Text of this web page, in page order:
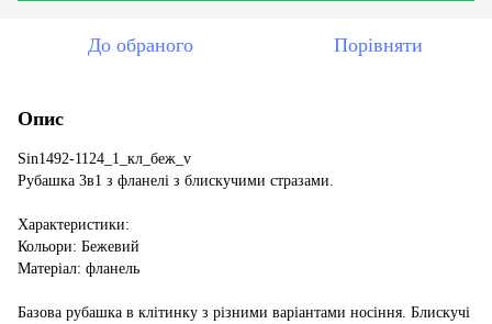
До обраного Порівняти
Опис
Sin1492-1124_1_кл_беж_v
Рубашка 3в1 з фланелі з блискучими стразами.
Характеристики:
Кольори: Бежевий
Матеріал: фланель
Базова рубашка в клітинку з різними варіантами носіння. Блискучі